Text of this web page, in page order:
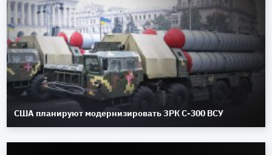
США планируют модернизировать ЗРК С-300 ВСУ